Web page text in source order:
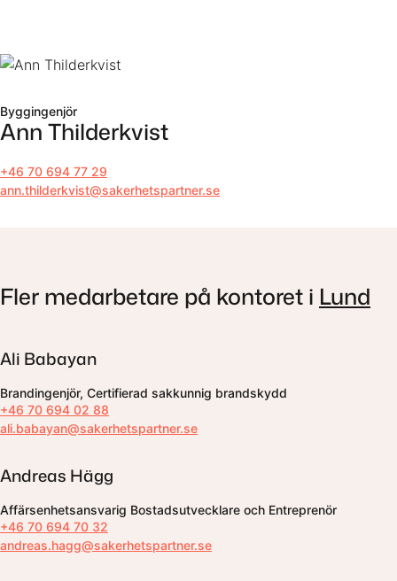
Byggingenjör
Ann Thilderkvist
+46 70 694 77 29
ann.thilderkvist@sakerhetspartner.se
Fler medarbetare på kontoret i Lund
Ali Babayan
Brandingenjör, Certifierad sakkunnig brandskydd
+46 70 694 02 88
ali.babayan@sakerhetspartner.se
Andreas Hägg
Affärsenhetsansvarig Bostadsutvecklare och Entreprenör
+46 70 694 70 32
andreas.hagg@sakerhetspartner.se